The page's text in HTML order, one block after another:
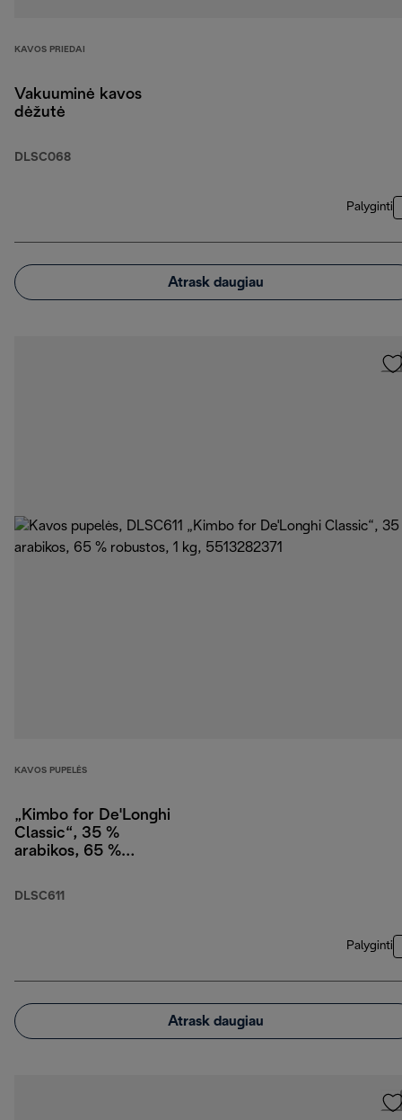
KAVOS PRIEDAI
Vakuuminė kavos
dėžutė
DLSC068
Palyginti
Atrask daugiau
KAVOS PUPELĖS
„Kimbo for De'Longhi
Classic“, 35 %
arabikos, 65 %
DLSC611
Palyginti
Atrask daugiau